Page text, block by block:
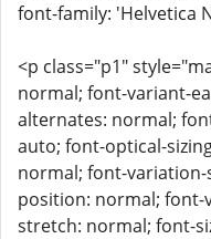
font-family: 'Helvetica
<p class="p1"
normal; font-variant-
alternates: normal;
auto; font-optical-
normal; font-
position: normal;
stretch: normal; font-